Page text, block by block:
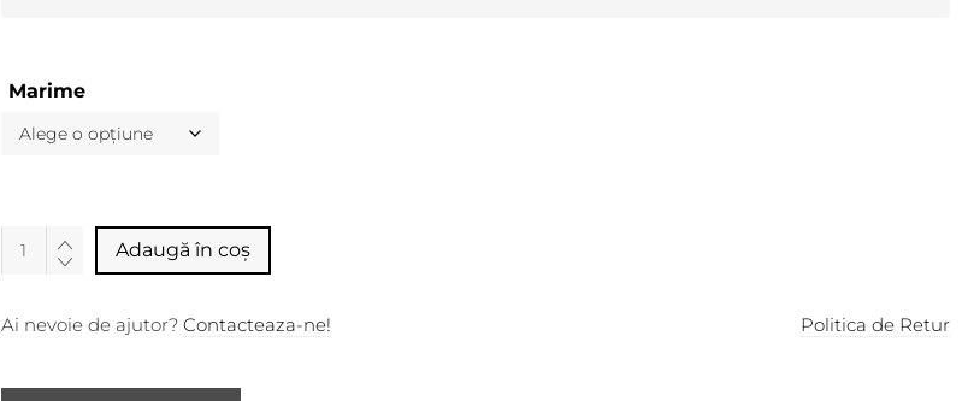
Marime
Adaugă în coș
Ai nevoie de ajutor? Contacteaza-ne! Politica de Retur